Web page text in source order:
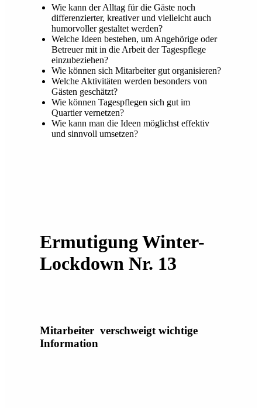
Wie kann der Alltag für die Gäste noch
differenzierter, kreativer und vielleicht auch
humorvoller gestaltet werden?
Welche Ideen bestehen, um Angehörige oder
Betreuer mit in die Arbeit der Tagespflege
einzubeziehen?
Wie können sich Mitarbeiter gut organisieren?
Welche Aktivitäten werden besonders von
Gästen geschätzt?
Wie können Tagespflegen sich gut im
Quartier vernetzen?
Wie kann man die Ideen möglichst effektiv
und sinnvoll umsetzen?
Ermutigung Winter-
Lockdown Nr. 13
Mitarbeiter verschweigt wichtige
Information